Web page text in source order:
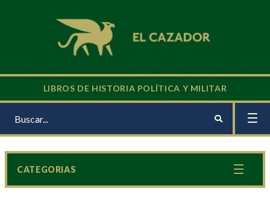
LIBROS DE HISTORIA POLÍTICA Y MILITAR
CATEGORIAS